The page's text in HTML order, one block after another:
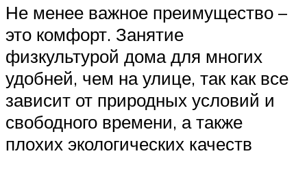
Не менее важное преимущество –
это комфорт. Занятие
физкультурой дома для многих
удобней, чем на улице, так как все
зависит от природных условий и
свободного времени, а также
плохих экологических качеств